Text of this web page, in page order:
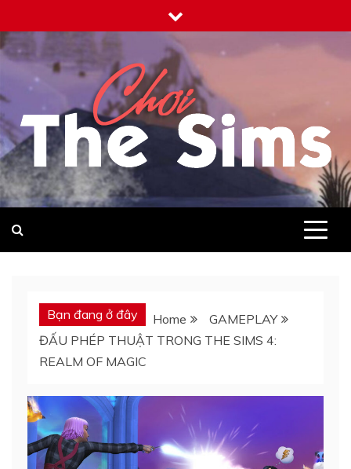
to
content
Chơi The Sims không đằng đó ơi
Bạn đang ở đây Home
GAMEPLAY
ĐẤU PHÉP THUẬT TRONG THE SIMS 4:
REALM OF MAGIC